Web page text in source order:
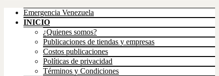
Emergencia Venezuela
INICIO
¿Quienes somos?
Publicaciones de tiendas y empresas
Costos publicaciones
Políticas de privacidad
Términos y Condiciones